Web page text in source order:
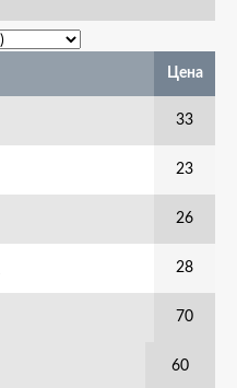
Цена
33
23
26
28
70
60